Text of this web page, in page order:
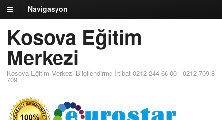
Navigasyon
Kosova Eğitim
Merkezi
Kosova Eğitim Merkezi Bilgilendirme İrtibat 0212 244 66 00 - 0212 709 8
709